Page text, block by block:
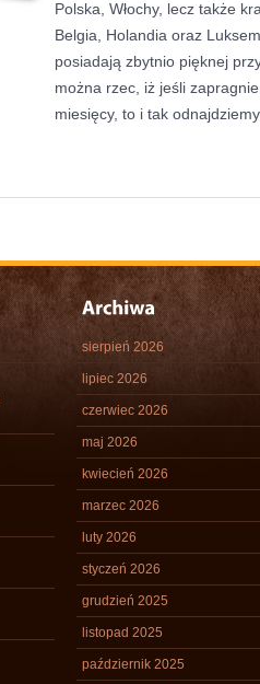
Polska, Włochy, lecz także
Belgia, Holandia oraz
posiadają zbytnio pięknej
można rzec, iż jeśli
miesięcy, to i tak
sierpień 2026
lipiec 2026
czerwiec 2026
maj 2026
kwiecień 2026
marzec 2026
luty 2026
styczeń 2026
grudzień 2025
listopad 2025
październik 2025